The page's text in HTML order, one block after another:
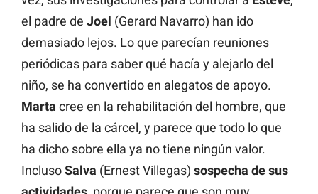
el padre de Joel (Gerard Navarro) han ido
demasiado lejos. Lo que parecían reuniones
periódicas para saber qué hacía y alejarlo del
niño, se ha convertido en alegatos de apoyo.
Marta cree en la rehabilitación del hombre, que
ha salido de la cárcel, y parece que todo lo que
ha dicho sobre ella ya no tiene ningún valor.
InclusoSalva (Ernest Villegas) sospecha de sus